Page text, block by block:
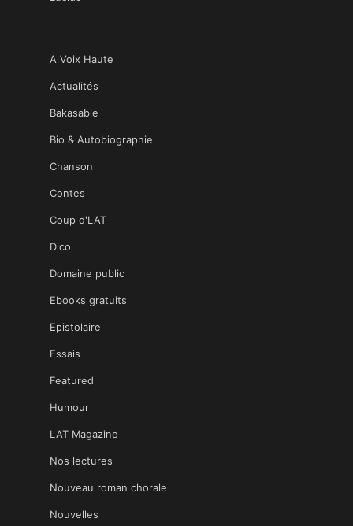
A Voix Haute
Actualités
Bakasable
Bio & Autobiographie
Chanson
Contes
Coup d'LAT
Dico
Domaine public
Ebooks gratuits
Epistolaire
Essais
Featured
Humour
LAT Magazine
Nos lectures
Nouveau roman chorale
Nouvelles